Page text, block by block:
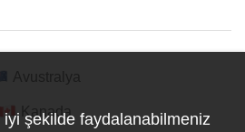
Kanada
şekilde faydalanabilmeniz